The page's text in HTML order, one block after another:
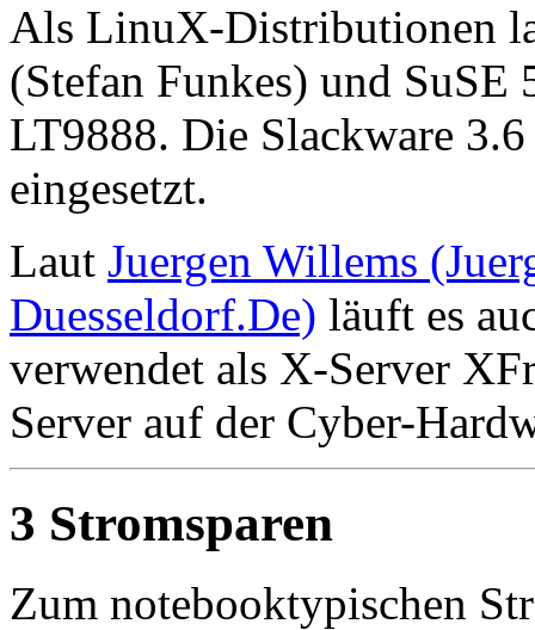
Als LinuX-Distributionen
(Stefan Funkes) und SuSE
LT9888. Die Slackware
eingesetzt.
Laut Juergen Willems
Duesseldorf.De) läuft es
verwendet als X-Server
Server auf der Cyber-
3 Stromsparen
Zum notebooktypischen